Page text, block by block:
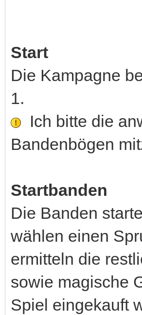
Start
Die Kampagne
1.
Ich bitte die
Bandenbögen
Startbanden
Die Banden
wählen einen
ermitteln die
sowie magische
Spiel eingekauft